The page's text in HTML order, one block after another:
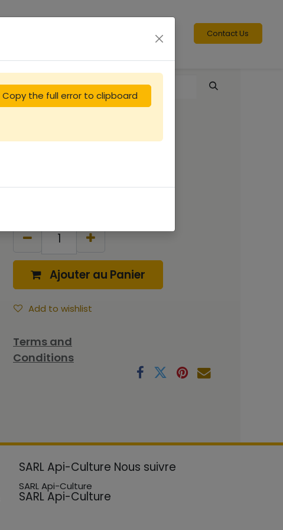
Contact Us
Réduction entrée
0.92€
Ajouter au Panier
Add to wishlist
Terms and
Conditions
SARL Api-Culture Nous suivre
SARL Api-Culture
SARL Api-Culture
Copy the full error to clipboard